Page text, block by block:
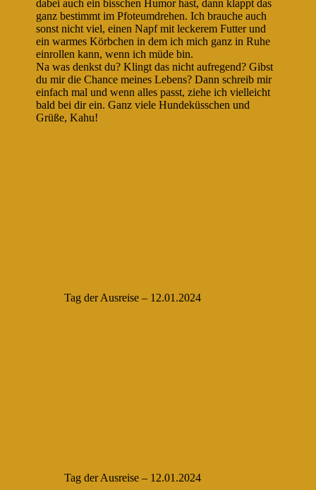
dabei auch ein bisschen Humor hast, dann klappt das
ganz bestimmt im Pfoteumdrehen. Ich brauche auch
sonst nicht viel, einen Napf mit leckerem Futter und
ein warmes Körbchen in dem ich mich ganz in Ruhe
einrollen kann, wenn ich müde bin.
Na was denkst du? Klingt das nicht aufregend? Gibst
du mir die Chance meines Lebens? Dann schreib mir
einfach mal und wenn alles passt, ziehe ich vielleicht
bald bei dir ein. Ganz viele Hundeküsschen und
Grüße, Kahu!
Tag der Ausreise – 12.01.2024
Tag der Ausreise – 12.01.2024